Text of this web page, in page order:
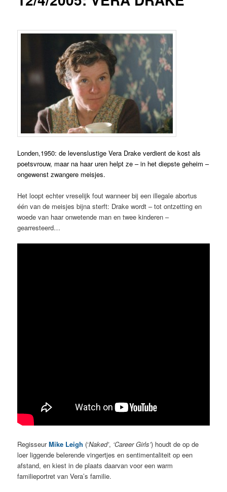
Londen,1950: de levenslustige Vera Drake verdient de kost als
poetsvrouw, maar na haar uren helpt ze – in het diepste geheim –
ongewenst zwangere meisjes.
Het loopt echter vreselijk fout wanneer bij een illegale abortus
één van de meisjes bijna sterft: Drake wordt – tot ontzetting en
woede van haar onwetende man en twee kinderen –
gearresteerd…
RegisseurMike Leigh (‘Naked’, ‘Career Girls’) houdt de op de
loer liggende belerende vingertjes en sentimentaliteit op een
afstand, en kiest in de plaats daarvan voor een warm
familieportret van Vera’s familie.